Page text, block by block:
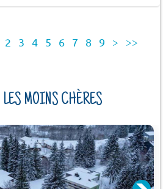
2 3 4 5 6 7 8 9 > >>
LES MOINS CHÈRES